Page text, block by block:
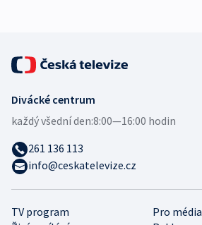
TV program
Pro média
Divácké centrum
každý všední den:8:00—16:00 hodin
261 136 113
info@ceskatelevize.cz